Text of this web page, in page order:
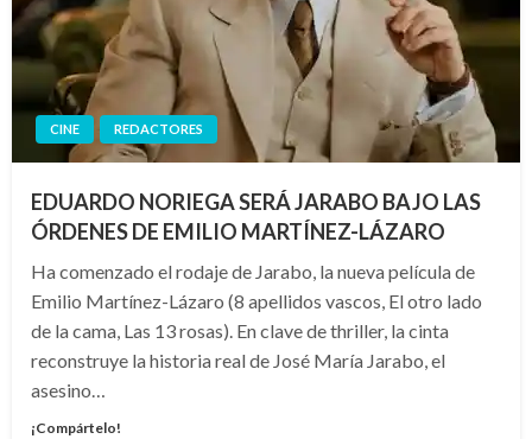
CINE REDACTORES
EDUARDO NORIEGA SERÁ JARABO BAJO LAS
ÓRDENES DE EMILIO MARTÍNEZ-LÁZARO
Ha comenzado el rodaje de Jarabo, la nueva película de
Emilio Martínez-Lázaro (8 apellidos vascos, El otro lado
de la cama, Las 13 rosas). En clave de thriller, la cinta
reconstruye la historia real de José María Jarabo, el
asesino…
¡Compártelo!